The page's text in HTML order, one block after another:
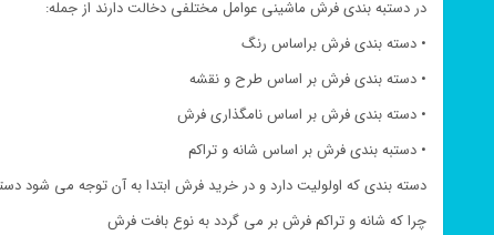
در دستبه بندی فرش ماشینی عوامل مختلفی دخالت دارند از جمله:
• دسته بندی فرش براساس رنگ
• دسته بندی فرش بر اساس طرح و نقشه
• دسته بندی فرش بر اساس نامگذاری فرش
• دستبه بندی فرش بر اساس شانه و تراکم
دسته بندی که اولولیت دارد و در خرید فرش ابتدا به آن توجه می شود
چرا که شانه و تراکم فرش بر می گردد به نوع بافت فرش